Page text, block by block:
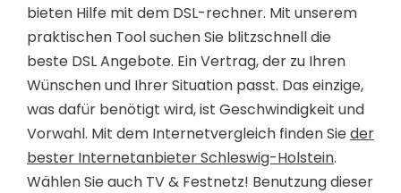
bieten Hilfe mit dem DSL-rechner. Mit unserem
praktischen Tool suchen Sie blitzschnell die
beste DSL Angebote. Ein Vertrag, der zu Ihren
Wünschen und Ihrer Situation passt. Das einzige,
was dafür benötigt wird, ist Geschwindigkeit und
Vorwahl. Mit dem Internetvergleich finden Sieder
bester Internetanbieter Schleswig-Holstein.
Wählen Sie auch TV & Festnetz! Benutzung dieser